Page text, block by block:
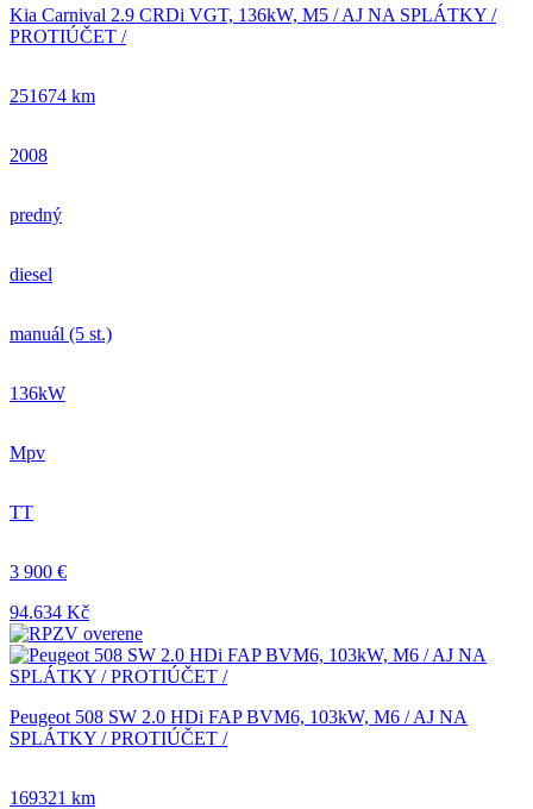
Kia Carnival 2.9 CRDi VGT, 136kW, M5 / AJ NA SPLÁTKY /
PROTIÚČET /
251674 km
2008
predný
diesel
manuál (5 st.)
136kW
Mpv
TT
3 900 €
94.634 Kč
Peugeot 508 SW 2.0 HDi FAP BVM6, 103kW, M6 / AJ NA
SPLÁTKY / PROTIÚČET /
169321 km